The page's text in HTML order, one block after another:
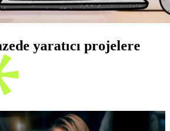
yaratıcı projelere